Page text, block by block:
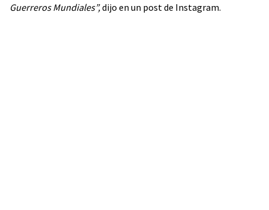
Guerreros Mundiales”,dijo en un post de Instagram.